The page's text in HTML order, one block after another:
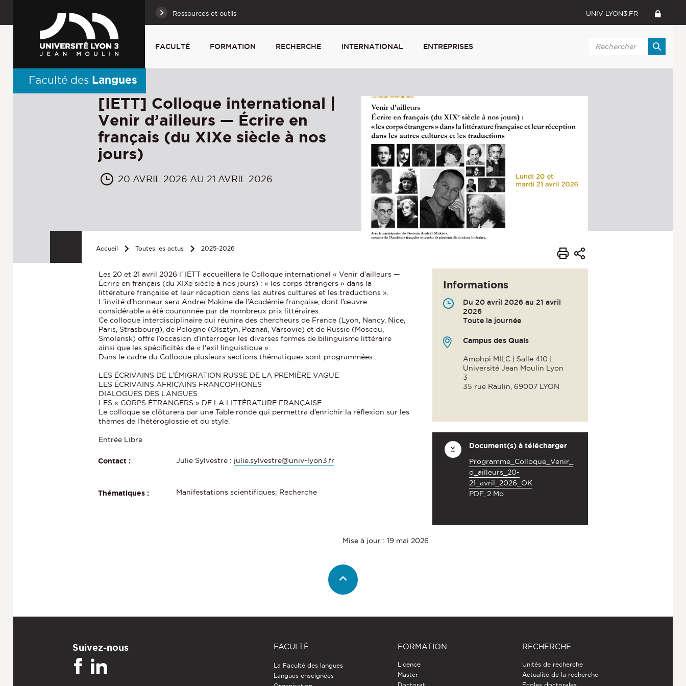
Ressources et outils UNIV-LYON3.FR
FACULTÉ FORMATION RECHERCHE INTERNATIONAL ENTREPRISES
Faculté des Langues
[IETT] Colloque international |
Venir d’ailleurs — Écrire en
français (du XIXe siècle à nos
jours)
20 AVRIL 2026 AU 21 AVRIL 2026
Accueil Toutes les actus 2025-2026
Les 20 et 21 avril 2026 l’ IETT accueillera le Colloque international « Venir d’ailleurs —
Écrire en français (du XIXe siècle à nos jours) : « les corps étrangers » dans la
littérature française et leur réception dans les autres cultures et les traductions ».
L'invité d'honneur sera Andreï Makine de l’Académie française, dont l’œuvre
considérable a été couronnée par de nombreux prix littéraires.
Ce colloque interdisciplinaire qui réunira des chercheurs de France (Lyon, Nancy, Nice,
Paris, Strasbourg), de Pologne (Olsztyn, Poznań, Varsovie) et de Russie (Moscou,
Smolensk) offre l’occasion d’interroger les diverses formes de bilinguisme littéraire
ainsi que les spécificités de « l'exil linguistique ».
Dans le cadre du Colloque plusieurs sections thématiques sont programmées :
LES ÉCRIVAINS DE L’ÉMIGRATION RUSSE DE LA PREMIÈRE VAGUE
LES ÉCRIVAINS AFRICAINS FRANCOPHONES
DIALOGUES DES LANGUES
LES « CORPS ÉTRANGERS » DE LA LITTÉRATURE FRANÇAISE
Le colloque se clôturera par une Table ronde qui permettra d’enrichir la réflexion sur les
thèmes de l’hétéroglossie et du style.
Entrée Libre
Contact : Julie Sylvestre : julie.sylvestre@univ-lyon3.fr
Thématiques : Manifestations scientifiques; Recherche
Informations
Du 20 avril 2026 au 21 avril
2026
Toute la journée
Campus des Quais
Amphpi MILC | Salle 410 |
Université Jean Moulin Lyon
3
35 rue Raulin, 69007 LYON
Document(s) à télécharger
Programme_Colloque_Venir_
d_ailleurs_20-
21_avril_2026_OK
PDF, 2 Mo
Mise à jour : 19 mai 2026
Suivez-nous FACULTÉ
La Faculté des langues
Langues enseignées
FORMATION
Licence
Master
RECHERCHE
Unités de recherche
Actualité de la recherche